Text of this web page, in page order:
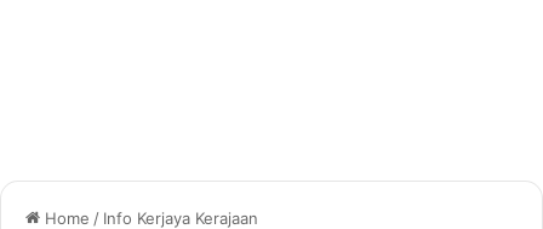
Home / Info Kerjaya Kerajaan